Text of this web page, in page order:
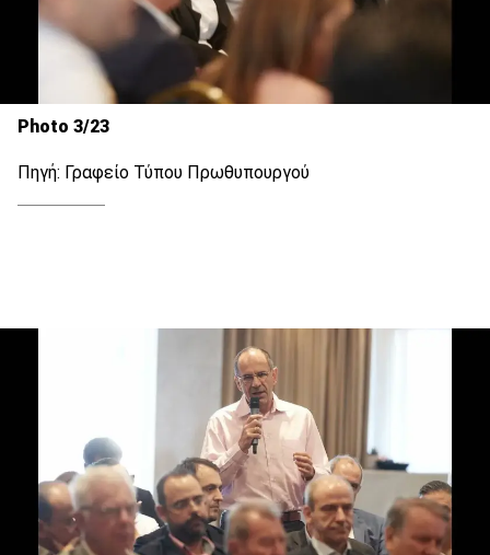
Photo 3/23
Πηγή: Γραφείο Τύπου Πρωθυπουργού